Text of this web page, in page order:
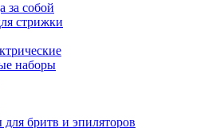
за собой
стрижки
наборы
для бритв и эпиляторов